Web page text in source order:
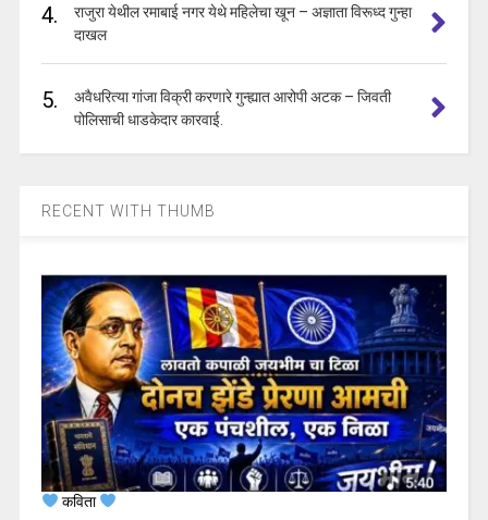
4.
राजुरा येथील रमाबाई नगर येथे महिलेचा खून – अज्ञाता विरूध्द गुन्हा
दाखल
5.
अवैधरित्या गांजा विक्री करणारे गुन्ह्यात आरोपी अटक – जिवती
पोलिसाची धाडकेदार कारवाई.
RECENT WITH THUMB
कविता